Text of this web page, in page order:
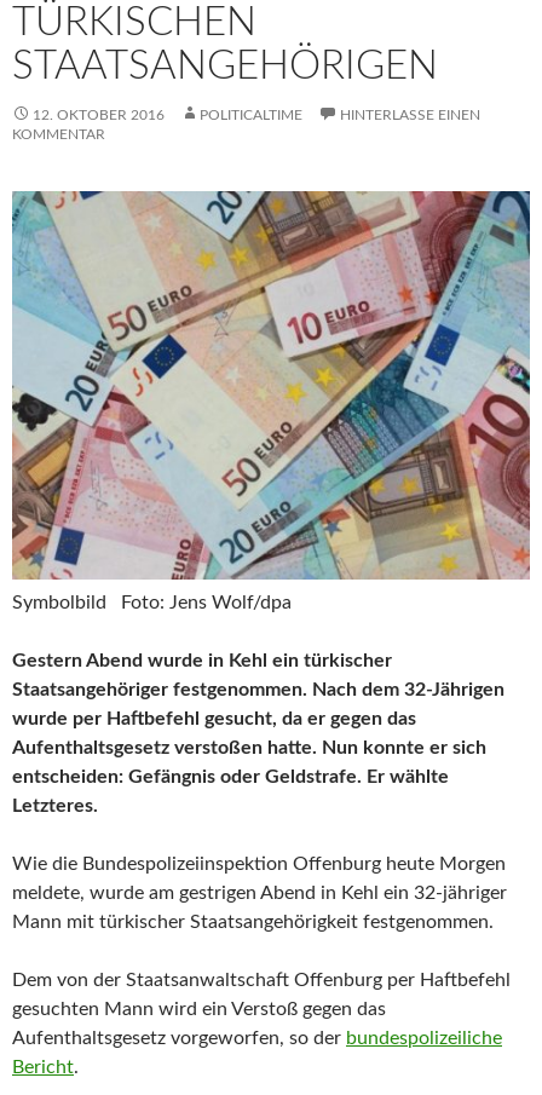
ÜRKISCHEN S
TAATSANGEHÖRIGEN
12. OKTOBER 2016 POLITICALTIME
HINTERLASSE EINEN
KOMMENTAR
Symbolbild Foto: Jens Wolf/dpa
Gestern Abend wurde in Kehl ein türkischer
Staatsangehöriger festgenommen. Nach dem 32-Jährigen
wurde per Haftbefehl gesucht, da er gegen das
Aufenthaltsgesetz verstoßen hatte. Nun konnte er sich
entscheiden: Gefängnis oder Geldstrafe. Er wählte
Letzteres.
Wie die Bundespolizeiinspektion Offenburg heute Morgen
meldete, wurde am gestrigen Abend in Kehl ein 32-jähriger
Mann mit türkischer Staatsangehörigkeit festgenommen.
Dem von der Staatsanwaltschaft Offenburg per Haftbefehl
gesuchten Mann wird ein Verstoß gegen das
Aufenthaltsgesetz vorgeworfen, so der bundespolizeiliche
Bericht.